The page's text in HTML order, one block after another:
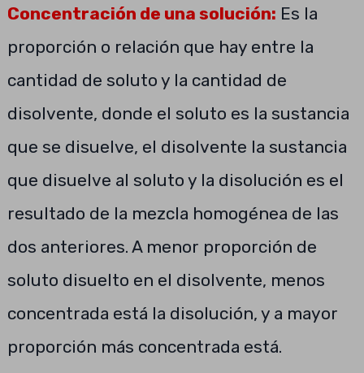
Concentración de una solución: Es la
proporción o relación que hay entre la
cantidad de soluto y la cantidad de
disolvente, donde el soluto es la sustancia
que se disuelve, el disolvente la sustancia
que disuelve al soluto y la disolución es el
resultado de la mezcla homogénea de las
dos anteriores. A menor proporción de
soluto disuelto en el disolvente, menos
concentrada está la disolución, y a mayor
proporción más concentrada está.